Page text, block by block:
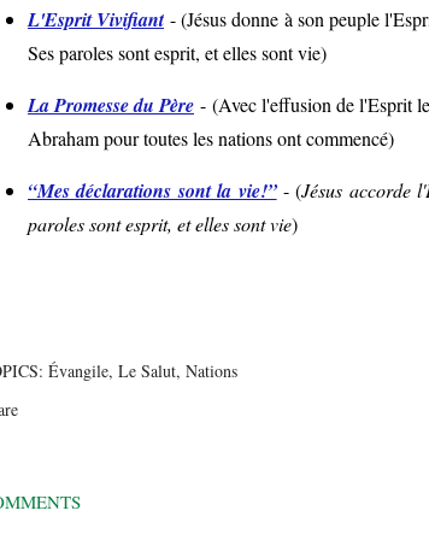
L'Esprit Vivifiant - (Jésus donne à son peuple
Ses paroles sont esprit, et elles sont vie)
La Promesse du Père - (Avec l'effusion de l'Esprit
Abraham pour toutes les nations ont commencé)
“Mes déclarations sont la vie!” - (Jésus accorde
paroles sont esprit, et elles sont vie)
Évangile Le Salut Nations